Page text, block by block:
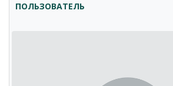
ПОЛЬЗОВАТЕЛЬ